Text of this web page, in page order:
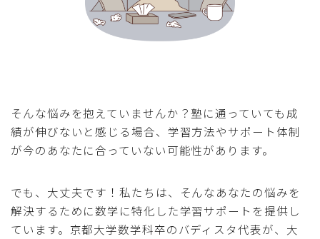
そんな悩みを抱えていませんか？塾に通っていても成
績が伸びないと感じる場合、学習方法やサポート体制
が今のあなたに合っていない可能性があります。
でも、大丈夫です！私たちは、そんなあなたの悩みを
解決するために数学に特化した学習サポートを提供し
ています。京都大学数学科卒のバディスタ代表が、大